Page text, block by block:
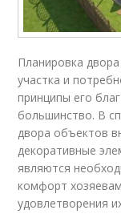
Планировка
участка и
принципы его
большинство. В
двора объектов
декоративные
являются
комфорт
удовлетворения